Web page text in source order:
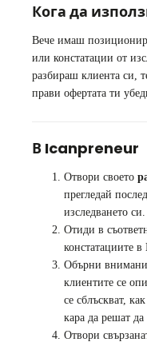
Кога да
Вече имаш
или констатации от
разбираш клиента си,
прави офертата ти
В Icanpreneur
Отвори своето
прегледай
изследването си.
Отиди в
констатациите в
Обърни
клиентите се
се сблъскват,
кара да решат
Отвори